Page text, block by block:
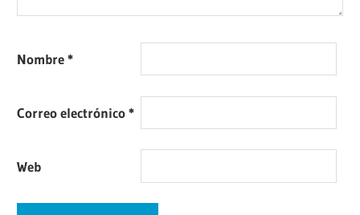
Nombre*
Correo electrónico*
Web